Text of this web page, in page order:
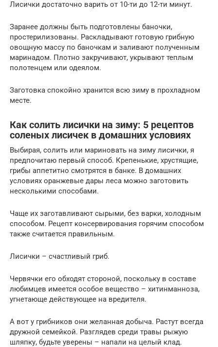
Лисички достаточно варить от 10-ти до 12-ти минут.
Заранее должны быть подготовлены баночки,
простерилизованы. Раскладывают готовую грибную
овощную массу по баночкам и заливают полученным
маринадом. Плотно закручивают, укрывают теплым
полотенцем или одеялом.
Заготовка спокойно хранится всю зиму в прохладном
месте.
Как солить лисички на зиму: 5 рецептов
соленых лисичек в домашних условиях
Выбирая, солить или мариновать на зиму лисички, я
предпочитаю первый способ. Крепенькие, хрустящие,
грибы аппетитно смотрятся в банке. В домашних
условиях оранжевые дары леса можно заготовить
несколькими способами.
Чаще их заготавливают сырыми, без варки, холодным
способом. Рецепт консервирования горячим способом
также считается правильным.
Лисички – счастливый гриб.
Червячки его обходят стороной, поскольку в составе
любимцев имеется особое вещество – хитинманноза,
угнетающе действующее на вредителя.
А вот у грибников они желанная добыча. Растут всегда
дружной семейкой. Разглядев среди травы рыжую
шляпку, будьте уверены – напали на целый клад.